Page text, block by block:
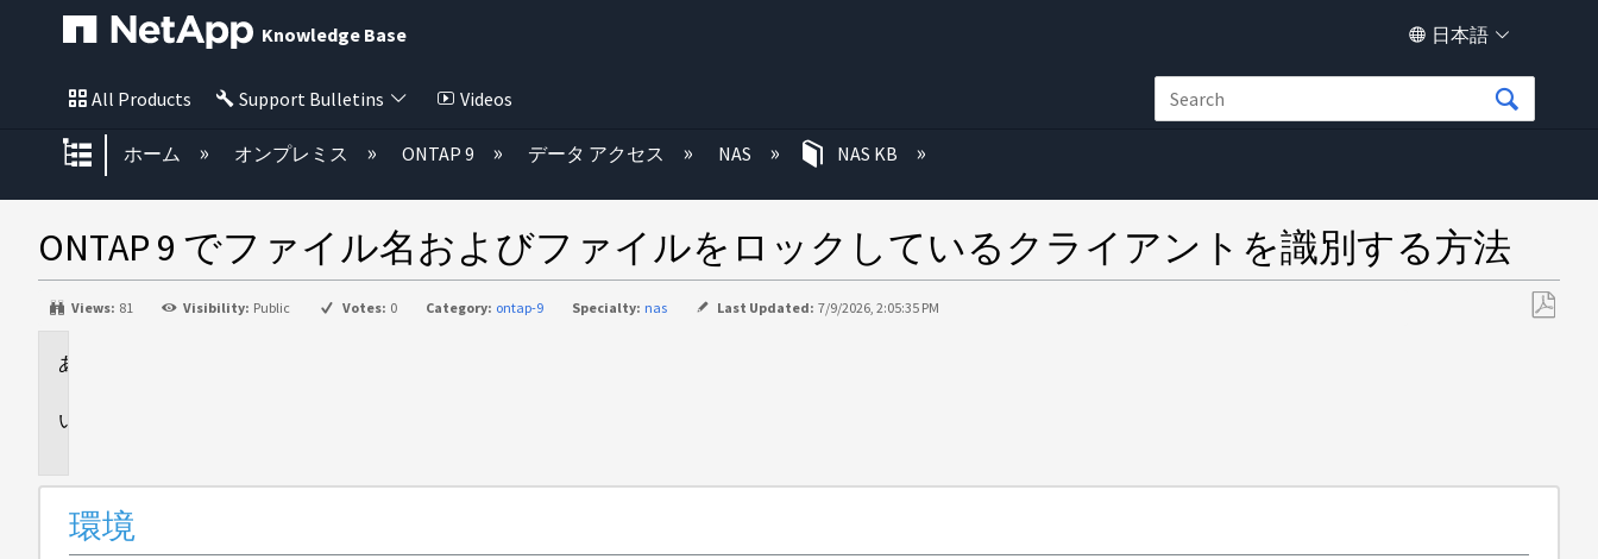
Knowledge Base 日本語
All Products Support Bulletins Videos
グローバル階層を展開/折りたたむ
ホーム オンプレミス ONTAP 9 データ アクセス NAS NAS KB
ONTAP 9 でファイル名およびファイルをロックしているクライアントを識別する方法
Views: 81 Visibility: Public Votes: 0 Category: ontap-9 Specialty: nas Last Updated: 7/9/2026, 2:05:35 PM
環境